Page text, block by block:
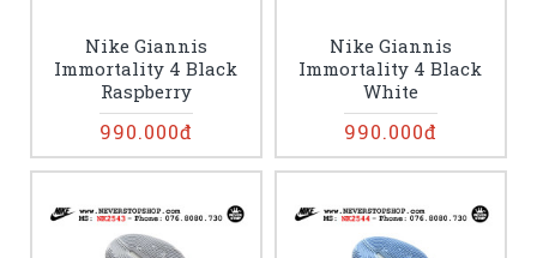
Nike Giannis
Immortality 4 Black
Raspberry
990.000đ
Nike Giannis
Immortality 4 Black
White
990.000đ